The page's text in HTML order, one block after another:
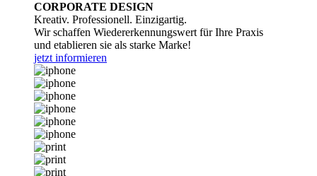
CORPORATE DESIGN
Kreativ. Professionell. Einzigartig.
Wir schaffen Wiedererkennungswert für Ihre Praxis
und etablieren sie als starke Marke!
jetzt informieren